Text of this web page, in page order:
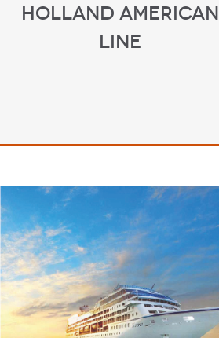
HOLLAND AMERICAN
LINE